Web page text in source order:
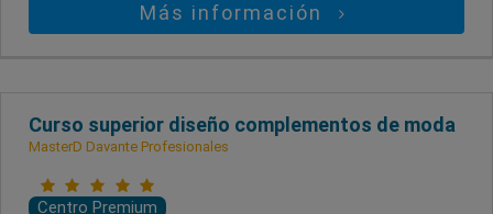
Más información
Curso superior diseño complementos de moda
MasterD Davante Profesionales
Centro Premium